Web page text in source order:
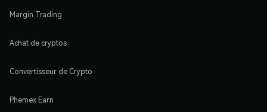
Margin Trading
Achat de cryptos
Convertisseur de Crypto
Phemex Earn